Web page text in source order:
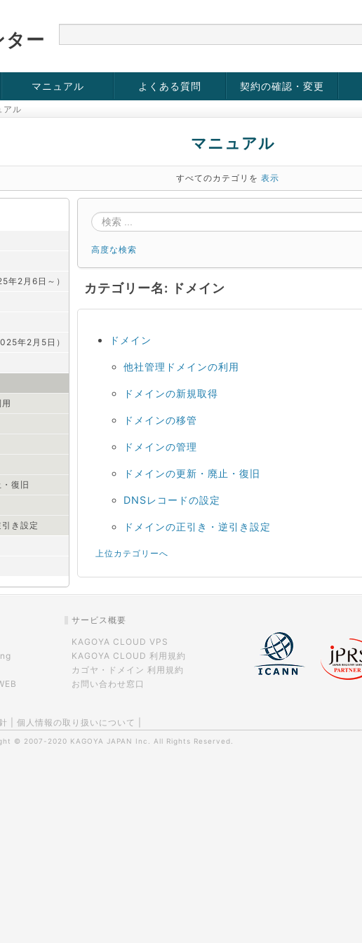
ター
マニュアル
KVM
OpenVZ
Windows Server
SSH接続
ドメイン
SSL
よくある質問 契約の確認・変更
アル
マニュアル
すべてのカテゴリを 表示
2月6日～）
年2月5日）
復旧
き設定
高度な検索
カテゴリー名: ドメイン
ドメイン
他社管理ドメインの利用
ドメインの新規取得
ドメインの移管
ドメインの管理
ドメインの更新・廃止・復旧
DNSレコードの設定
ドメインの正引き・逆引き設定
上位カテゴリーへ
サービス概要
KAGOYA CLOUD VPS
KAGOYA CLOUD 利用規約
カゴヤ・ドメイン 利用規約
お問い合わせ窓口
個人情報の取り扱いについて
© 2007-2020 KAGOYA JAPAN Inc. All Rights Reserved.